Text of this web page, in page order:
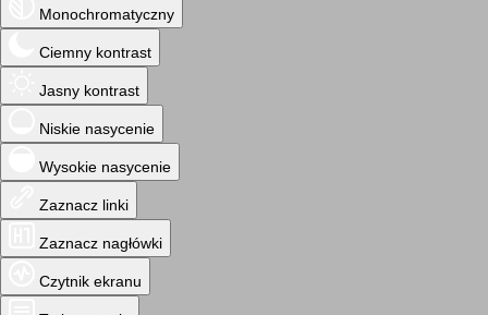
Monochromatyczny
Ciemny kontrast
Jasny kontrast
Niskie nasycenie
Wysokie nasycenie
Zaznacz linki
Zaznacz nagłówki
Czytnik ekranu